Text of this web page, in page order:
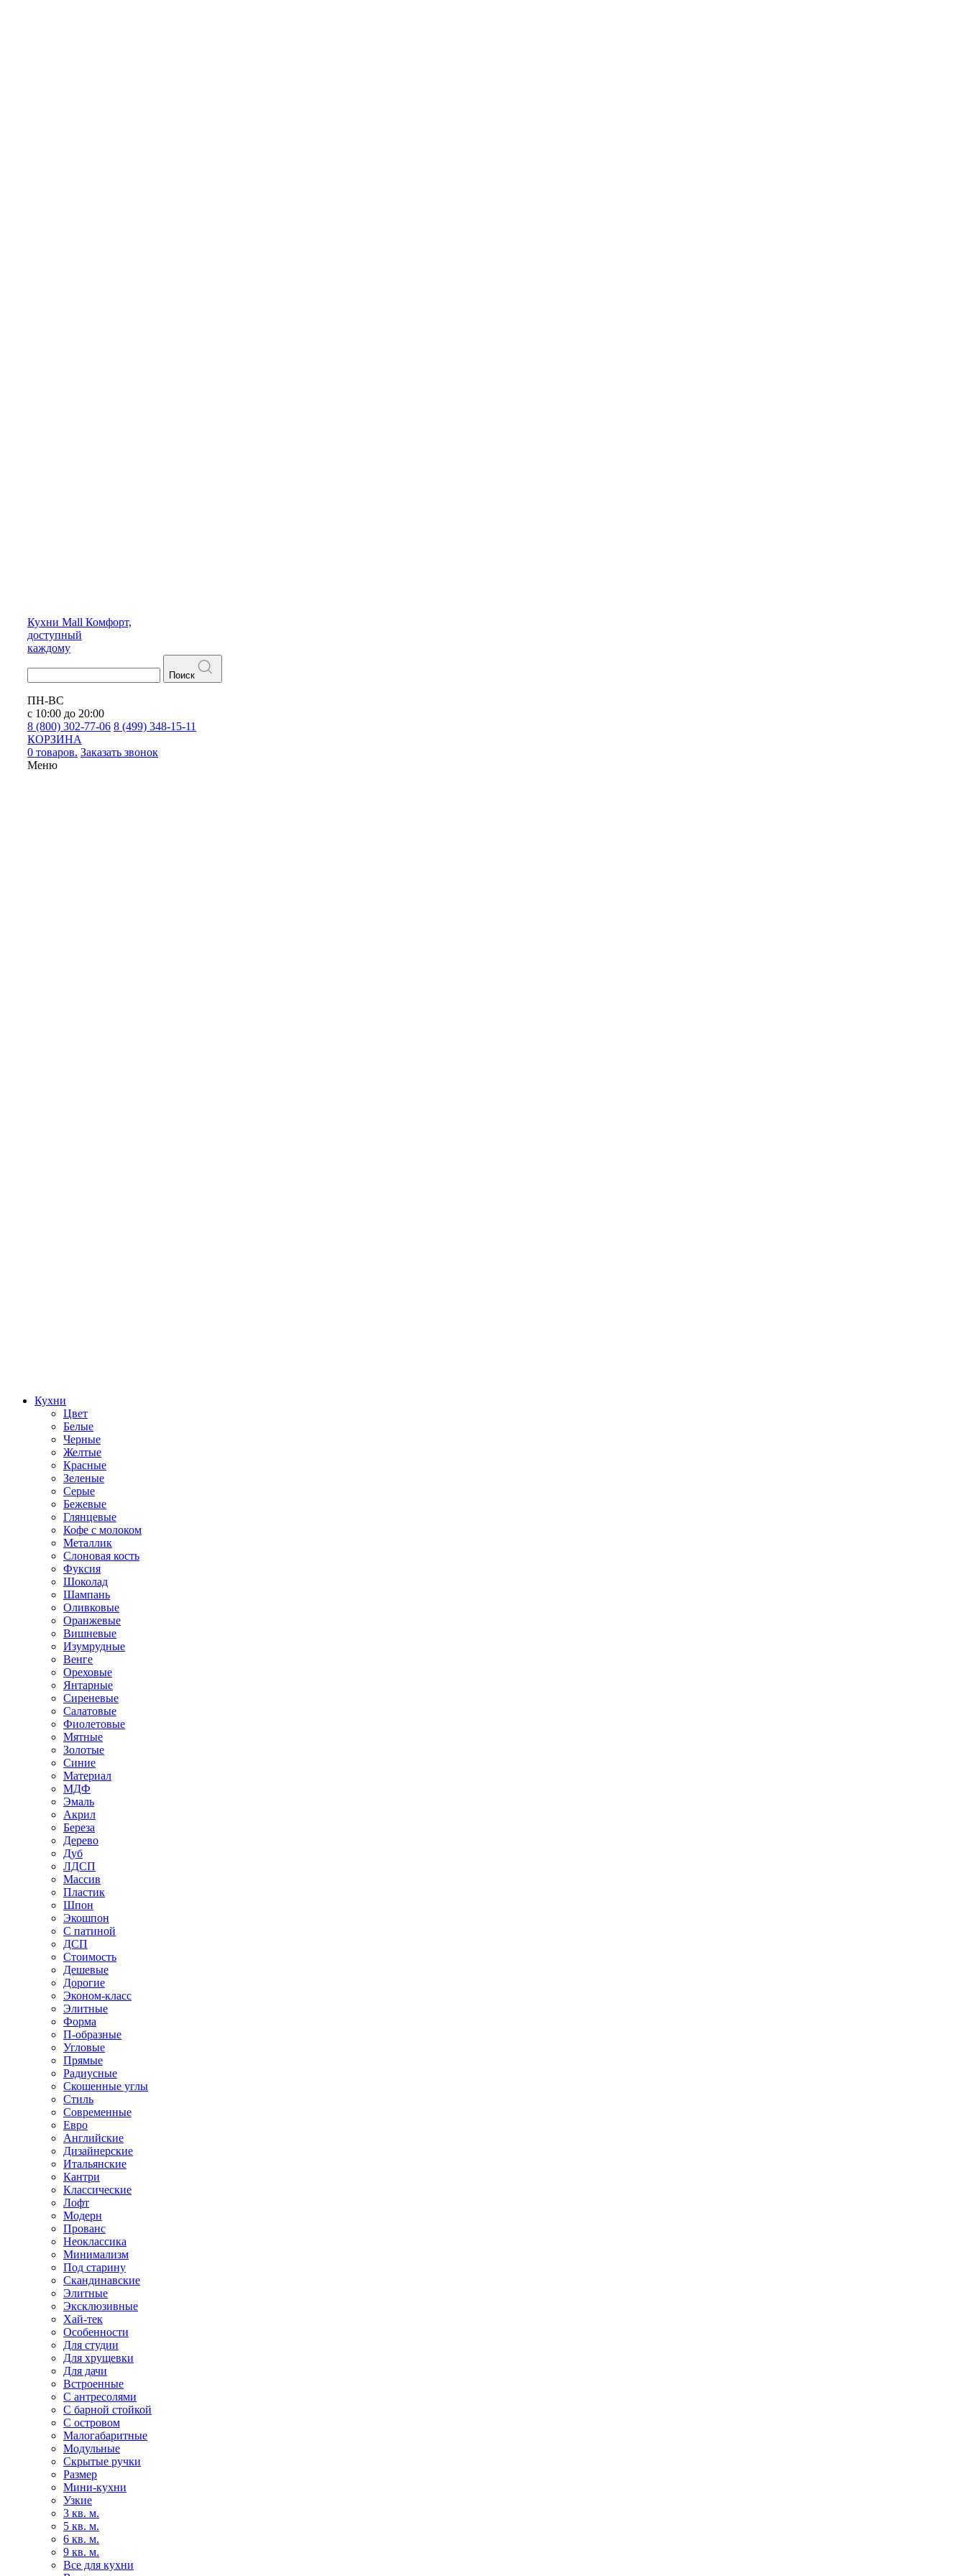
Кухни Mall Комфорт,
доступный
каждому
Поиск
ПН-ВС
с 10:00 до 20:00
8 (800) 302-77-06 8 (499) 348-15-11
КОРЗИНА
0 товаров. Заказать звонок
Меню
Кухни
Цвет
Белые
Черные
Желтые
Красные
Зеленые
Серые
Бежевые
Глянцевые
Кофе с молоком
Металлик
Слоновая кость
Фуксия
Шоколад
Шампань
Оливковые
Оранжевые
Вишневые
Изумрудные
Венге
Ореховые
Янтарные
Сиреневые
Салатовые
Фиолетовые
Мятные
Золотые
Синие
Материал
МДФ
Эмаль
Акрил
Береза
Дерево
Дуб
ЛДСП
Массив
Пластик
Шпон
Экошпон
С патиной
ДСП
Стоимость
Дешевые
Дорогие
Эконом-класс
Элитные
Форма
П-образные
Угловые
Прямые
Радиусные
Скошенные углы
Стиль
Современные
Евро
Английские
Дизайнерские
Итальянские
Кантри
Классические
Лофт
Модерн
Прованс
Неоклассика
Минимализм
Под старину
Скандинавские
Элитные
Эксклюзивные
Хай-тек
Особенности
Для студии
Для хрущевки
Для дачи
Встроенные
С антресолями
С барной стойкой
С островом
Малогабаритные
Модульные
Скрытые ручки
Размер
Мини-кухни
Узкие
3 кв. м.
5 кв. м.
6 кв. м.
9 кв. м.
Все для кухни